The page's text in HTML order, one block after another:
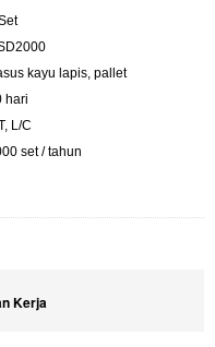
kayu lapis, pallet
hari
L/C
set / tahun
Kerja